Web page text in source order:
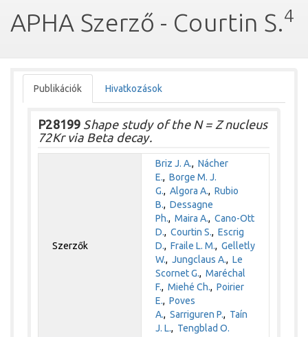
APHA Szerző - Courtin S.4
Publikációk Hivatkozások
P28199 Shape study of the N = Z nucleus
72Kr via Beta decay.
Szerzők
Briz J. A.,Nácher
E.,Borge M. J.
G.,Algora A.,Rubio
B.,Dessagne
Ph.,Maira A.,Cano-Ott
D.,Courtin S.,Escrig
D.,Fraile L. M.,Gelletly
W.,Jungclaus A.,Le
Scornet G.,Maréchal
F.,Miehé Ch.,Poirier
E.,Poves
A.,Sarriguren P., Taín
J. L., Tengblad O.